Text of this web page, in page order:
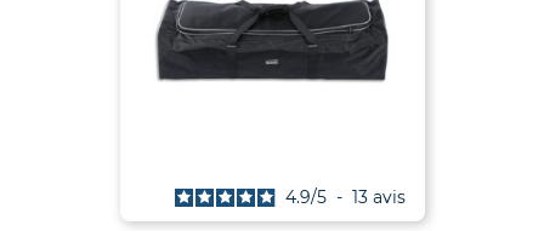
4.9/5 - 13 avis